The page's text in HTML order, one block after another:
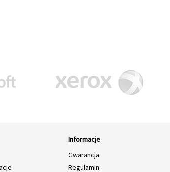
Informacje
Gwarancja
Regulamin